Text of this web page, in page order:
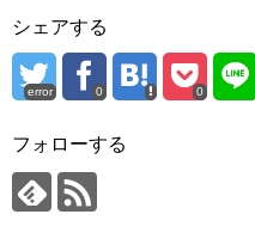
シェアする
error 0 0
フォローする